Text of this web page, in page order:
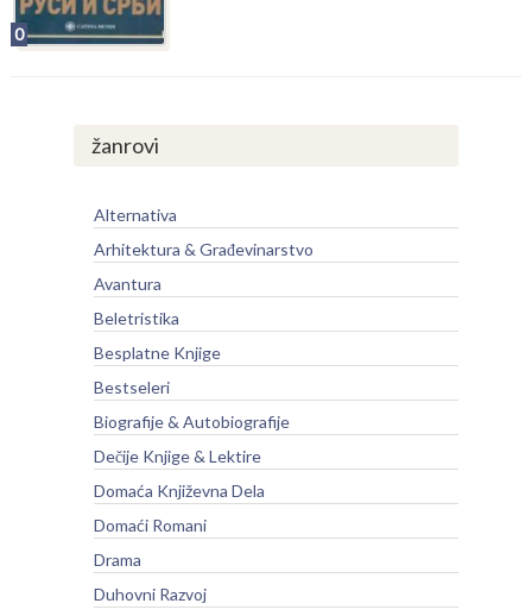
0
žanrovi
Alternativa
Arhitektura & Građevinarstvo
Avantura
Beletristika
Besplatne Knjige
Bestseleri
Biografije & Autobiografije
Dečije Knjige & Lektire
Domaća Književna Dela
Domaći Romani
Drama
Duhovni Razvoj